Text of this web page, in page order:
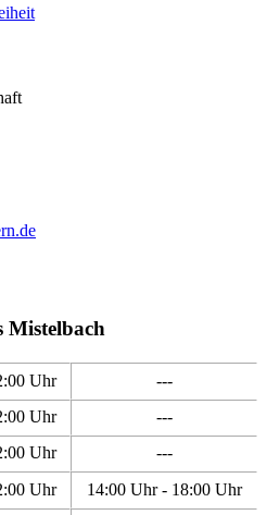
Mistelbach
Uhr
---
Uhr
---
Uhr
---
Uhr
14:00 Uhr - 18:00 Uhr